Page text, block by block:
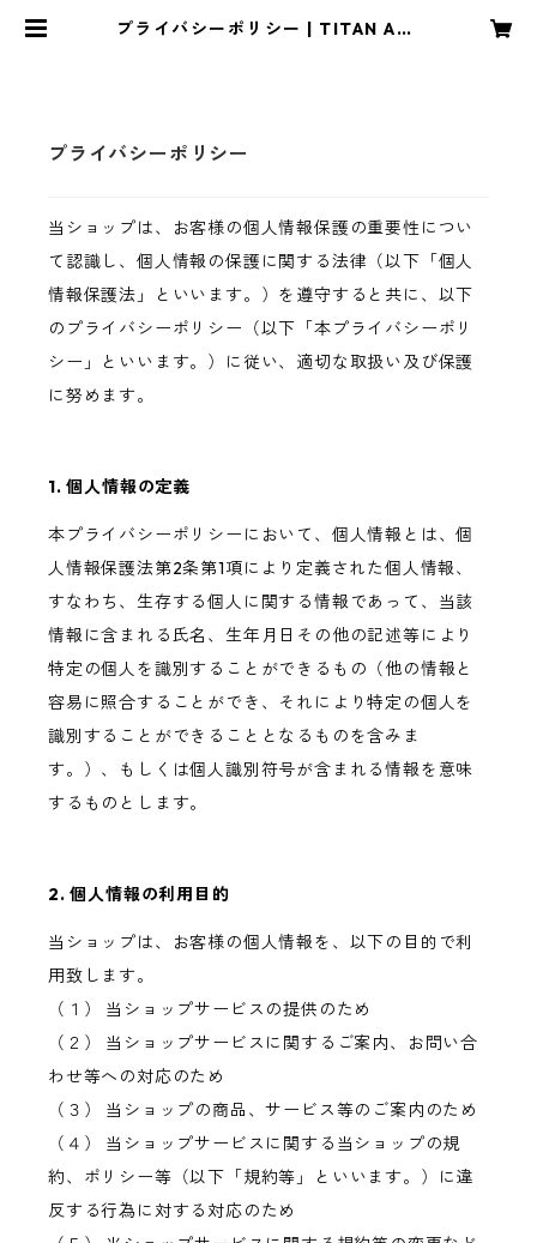
プライバシーポリシー | TITAN ART
プライバシーポリシー
当ショップは、お客様の個人情報保護の重要性につい
て認識し、個人情報の保護に関する法律（以下「個人
情報保護法」といいます。）を遵守すると共に、以下
のプライバシーポリシー（以下「本プライバシーポリ
シー」といいます。）に従い、適切な取扱い及び保護
に努めます。
1. 個人情報の定義
本プライバシーポリシーにおいて、個人情報とは、個
人情報保護法第2条第1項により定義された個人情報、
すなわち、生存する個人に関する情報であって、当該
情報に含まれる氏名、生年月日その他の記述等により
特定の個人を識別することができるもの（他の情報と
容易に照合することができ、それにより特定の個人を
識別することができることとなるものを含みま
す。）、もしくは個人識別符号が含まれる情報を意味
するものとします。
2. 個人情報の利用目的
当ショップは、お客様の個人情報を、以下の目的で利
用致します。
（１） 当ショップサービスの提供のため
（２） 当ショップサービスに関するご案内、お問い合
わせ等への対応のため
（３） 当ショップの商品、サービス等のご案内のため
（４） 当ショップサービスに関する当ショップの規
約、ポリシー等（以下「規約等」といいます。）に違
反する行為に対する対応のため